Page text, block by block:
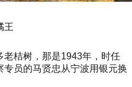
王
桔树，那是1943年，时任
员的马贤忠从宁波用银元换